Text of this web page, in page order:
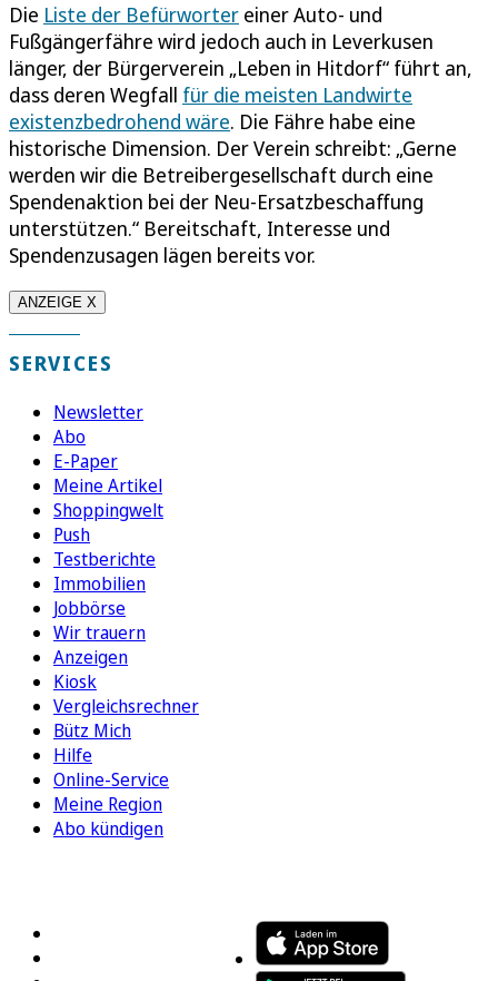
Die Liste der Befürworter einer Auto- und
Fußgängerfähre wird jedoch auch in Leverkusen
länger, der Bürgerverein „Leben in Hitdorf“ führt an,
dass deren Wegfall für die meisten Landwirte
existenzbedrohend wäre. Die Fähre habe eine
historische Dimension. Der Verein schreibt: „Gerne
werden wir die Betreibergesellschaft durch eine
Spendenaktion bei der Neu-Ersatzbeschaffung
unterstützen.“ Bereitschaft, Interesse und
Spendenzusagen lägen bereits vor.
ANZEIGE X
SERVICES
Newsletter
Abo
E-Paper
Meine Artikel
Shoppingwelt
Push
Testberichte
Immobilien
Jobbörse
Wir trauern
Anzeigen
Kiosk
Vergleichsrechner
Bütz Mich
Hilfe
Online-Service
Meine Region
Abo kündigen